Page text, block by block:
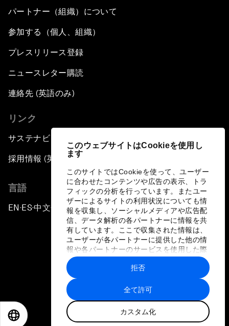
このウェブサイトはCookieを使用し
ます
このサイトではCookieを使って、ユーザー
に合わせたコンテンツや広告の表示、トラ
フィックの分析を行っています。またユー
ザーによるサイトの利用状況についても情
報を収集し、ソーシャルメディアや広告配
信、データ解析の各パートナーに情報を共
有しています。ここで収集された情報は、
ユーザーが各パートナーに提供した他の情
報や各パートナーのサービスを使用した際
に収集された情報と組み合わされ、各パー
トナーによって使用されることがありま
す。
全て許可
カスタム化
拒否
パートナー（組織）について
参加する（個人、組織）
プレスリリース登録
ニュースレター購読
連絡先 (英語のみ)
リンク
サステナビリティへの取り組み
採用情報 (英語のみ)
言語
EN ▪ ES▪中文▪ 日本語
プライバシーポリシーと利用規約
サイトマップ
©
世界経済フォーラム